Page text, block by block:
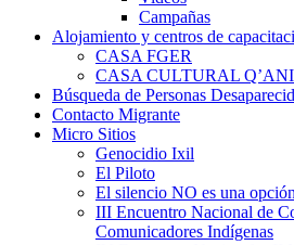
Campañas
Alojamiento y centros de
CASA FGER
CASA CULTURAL
Búsqueda de Personas
Contacto Migrante
Micro Sitios
Genocidio Ixil
El Piloto
El silencio NO es una opción
III Encuentro Nacional de
Comunicadores Indígenas